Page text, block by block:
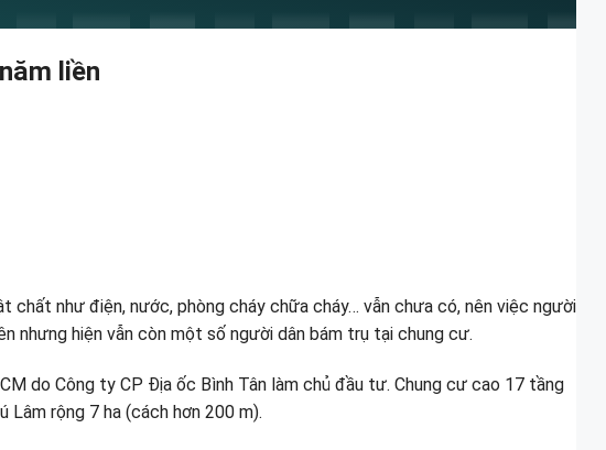
liền
chất như điện, nước, phòng cháy chữa cháy… vẫn chưa có, nên việc người
nhưng hiện vẫn còn một số người dân bám trụ tại chung cư.
do Công ty CP Địa ốc Bình Tân làm chủ đầu tư. Chung cư cao 17 tầng
rộng 7 ha (cách hơn 200 m).